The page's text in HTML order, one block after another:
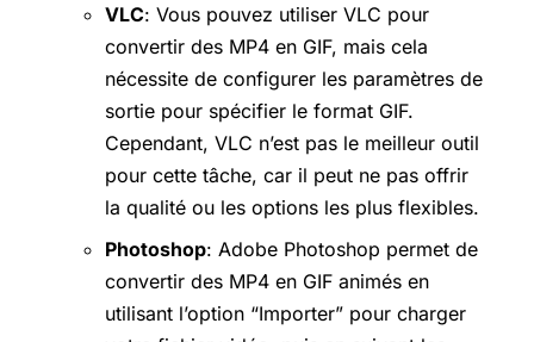
VLC: Vous pouvez utiliser VLC pour
convertir des MP4 en GIF, mais cela
nécessite de configurer les paramètres de
sortie pour spécifier le format GIF.
Cependant, VLC n’est pas le meilleur outil
pour cette tâche, car il peut ne pas offrir
la qualité ou les options les plus flexibles.
Photoshop: Adobe Photoshop permet de
convertir des MP4 en GIF animés en
utilisant l’option “Importer” pour charger